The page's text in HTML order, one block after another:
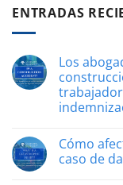
ENTRADAS
Los
comentarios
en
Queens
Cómo
caso de